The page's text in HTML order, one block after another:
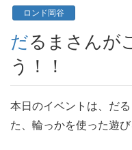
ロンド岡谷
だるまさんがころんだをしよ
う！！
本日のイベントは、だ
た、輪っかを使った遊